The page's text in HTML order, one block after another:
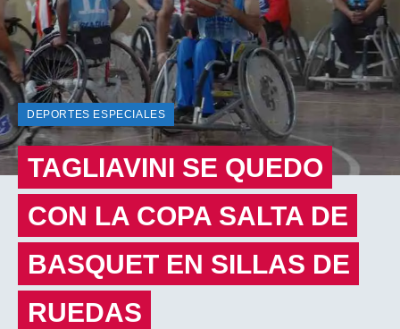
DEPORTES ESPECIALES
TAGLIAVINI SE QUEDO
CON LA COPA SALTA DE
BASQUET EN SILLAS DE
RUEDAS